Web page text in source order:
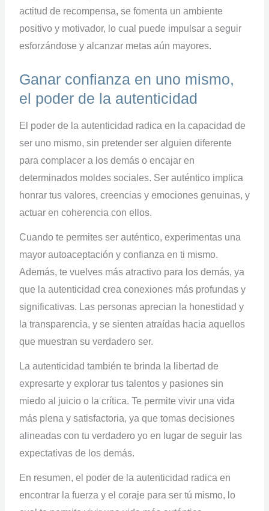
actitud de recompensa, se fomenta un ambiente
positivo y motivador, lo cual puede impulsar a seguir
esforzándose y alcanzar metas aún mayores.
Ganar confianza en uno mismo,
el poder de la autenticidad
El poder de la autenticidad radica en la capacidad de
ser uno mismo, sin pretender ser alguien diferente
para complacer a los demás o encajar en
determinados moldes sociales. Ser auténtico implica
honrar tus valores, creencias y emociones genuinas, y
actuar en coherencia con ellos.
Cuando te permites ser auténtico, experimentas una
mayor autoaceptación y confianza en ti mismo.
Además, te vuelves más atractivo para los demás, ya
que la autenticidad crea conexiones más profundas y
significativas. Las personas aprecian la honestidad y
la transparencia, y se sienten atraídas hacia aquellos
que muestran su verdadero ser.
La autenticidad también te brinda la libertad de
expresarte y explorar tus talentos y pasiones sin
miedo al juicio o la crítica. Te permite vivir una vida
más plena y satisfactoria, ya que tomas decisiones
alineadas con tu verdadero yo en lugar de seguir las
expectativas de los demás.
En resumen, el poder de la autenticidad radica en
encontrar la fuerza y el coraje para ser tú mismo, lo